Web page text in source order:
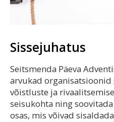
Sissejuhatus
Seitsmenda Päeva
arvukad
võistluste ja
seisukohta ning
osas, mis võivad